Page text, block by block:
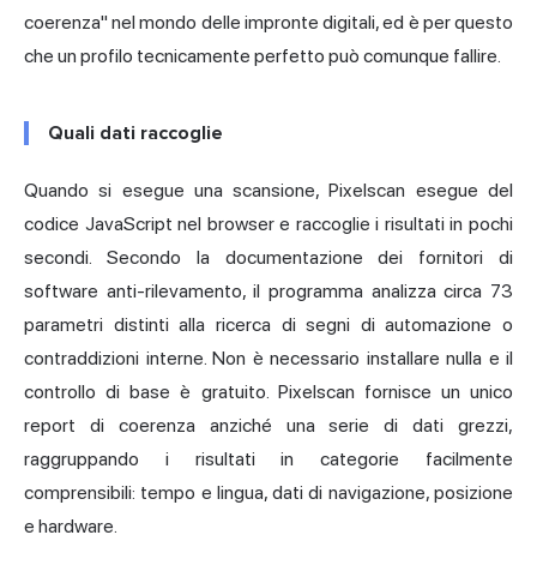
coerenza" nel mondo delle impronte digitali, ed è per questo
che un profilo tecnicamente perfetto può comunque fallire.
Quali dati raccoglie
Quando si esegue una scansione, Pixelscan esegue del
codice JavaScript nel browser e raccoglie i risultati in pochi
secondi. Secondo la documentazione dei fornitori di
software anti-rilevamento, il programma analizza circa 73
parametri distinti alla ricerca di segni di automazione o
contraddizioni interne. Non è necessario installare nulla e il
controllo di base è gratuito. Pixelscan fornisce un unico
report di coerenza anziché una serie di dati grezzi,
raggruppando i risultati in categorie facilmente
comprensibili: tempo e lingua, dati di navigazione, posizione
e hardware.